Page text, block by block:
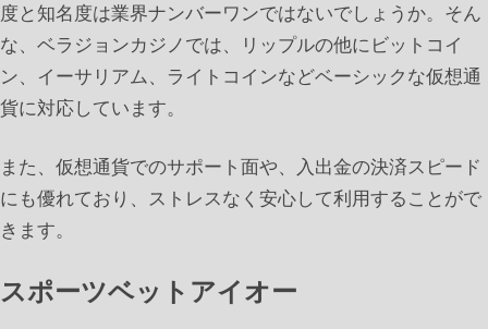
度と知名度は業界ナンバーワンではないでしょうか。そん
な、ベラジョンカジノでは、リップルの他にビットコイ
ン、イーサリアム、ライトコインなどベーシックな仮想通
貨に対応しています。
また、仮想通貨でのサポート面や、入出金の決済スピード
にも優れており、ストレスなく安心して利用することがで
きます。
スポーツベットアイオー